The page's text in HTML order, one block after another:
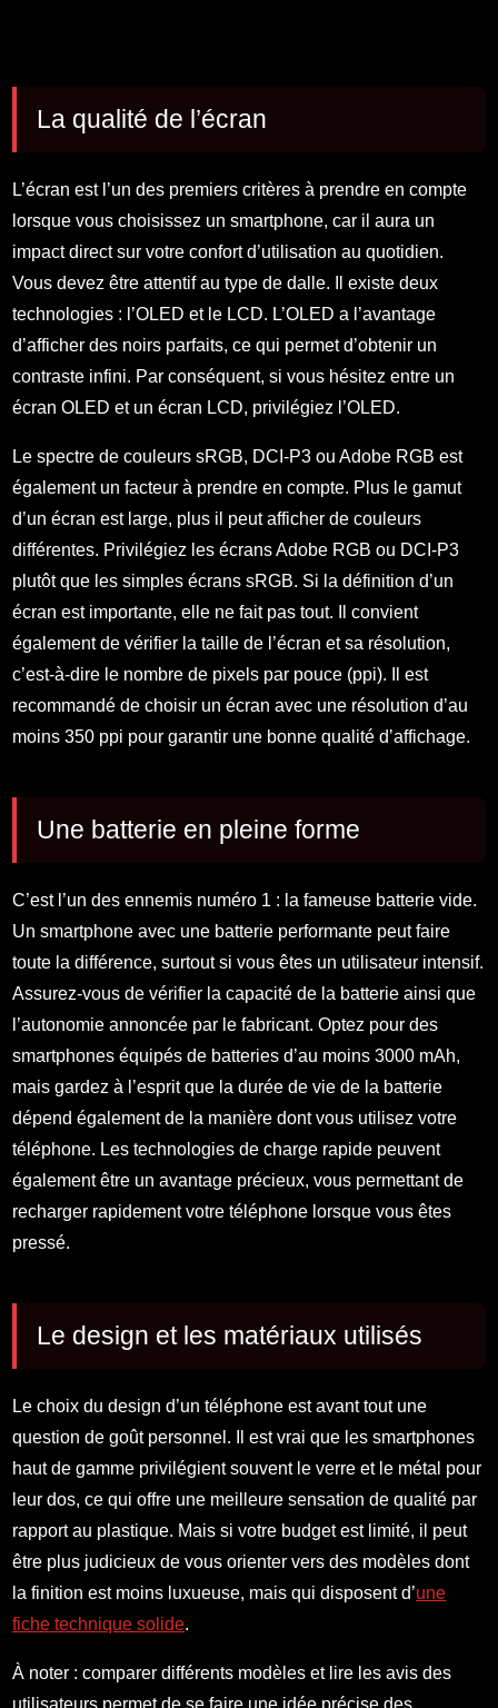
La qualité de l’écran
L’écran est l’un des premiers critères à prendre en compte
lorsque vous choisissez un smartphone, car il aura un
impact direct sur votre confort d’utilisation au quotidien.
Vous devez être attentif au type de dalle. Il existe deux
technologies : l’OLED et le LCD. L’OLED a l’avantage
d’afficher des noirs parfaits, ce qui permet d’obtenir un
contraste infini. Par conséquent, si vous hésitez entre un
écran OLED et un écran LCD, privilégiez l’OLED.
Le spectre de couleurs sRGB, DCI-P3 ou Adobe RGB est
également un facteur à prendre en compte. Plus le gamut
d’un écran est large, plus il peut afficher de couleurs
différentes. Privilégiez les écrans Adobe RGB ou DCI-P3
plutôt que les simples écrans sRGB. Si la définition d’un
écran est importante, elle ne fait pas tout. Il convient
également de vérifier la taille de l’écran et sa résolution,
c’est-à-dire le nombre de pixels par pouce (ppi). Il est
recommandé de choisir un écran avec une résolution d’au
moins 350 ppi pour garantir une bonne qualité d’affichage.
Une batterie en pleine forme
C’est l’un des ennemis numéro 1 : la fameuse batterie vide.
Un smartphone avec une batterie performante peut faire
toute la différence, surtout si vous êtes un utilisateur intensif.
Assurez-vous de vérifier la capacité de la batterie ainsi que
l’autonomie annoncée par le fabricant. Optez pour des
smartphones équipés de batteries d’au moins 3000 mAh,
mais gardez à l’esprit que la durée de vie de la batterie
dépend également de la manière dont vous utilisez votre
téléphone. Les technologies de charge rapide peuvent
également être un avantage précieux, vous permettant de
recharger rapidement votre téléphone lorsque vous êtes
pressé.
Le design et les matériaux utilisés
Le choix du design d’un téléphone est avant tout une
question de goût personnel. Il est vrai que les smartphones
haut de gamme privilégient souvent le verre et le métal pour
leur dos, ce qui offre une meilleure sensation de qualité par
rapport au plastique. Mais si votre budget est limité, il peut
être plus judicieux de vous orienter vers des modèles dont
la finition est moins luxueuse, mais qui disposent d’une
fiche technique solide.
À noter : comparer différents modèles et lire les avis des
utilisateurs permet de se faire une idée précise des